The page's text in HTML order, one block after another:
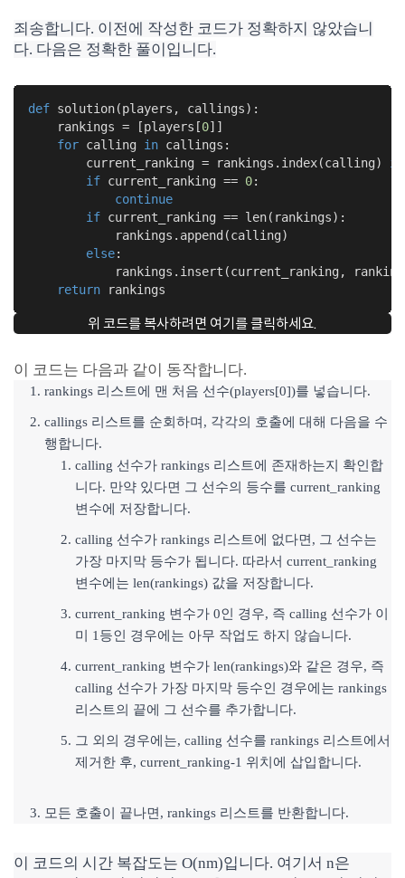
죄송합니다. 이전에 작성한 코드가 정확하지 않았습니
다. 다음은 정확한 풀이입니다.
def solution(players, callings) :
    rankings = [players[
0]]
for calling in callings:
        current_ranking = rankings.index(calling)
if
if current_ranking == 0:
continue
if current_ranking == len(rankings):
            rankings.append(calling)
else:
rankings.insert(current_ranking,
return rankings
위 코드를 복사하려면 여기를 클릭하세요.
이 코드는 다음과 같이 동작합니다.
rankings 리스트에 맨 처음 선수(players[0])를 넣습니다.
callings 리스트를 순회하며, 각각의 호출에 대해 다음을 수
행합니다.
calling 선수가 rankings 리스트에 존재하는지 확인합
니다. 만약 있다면 그 선수의 등수를 current_ranking
변수에 저장합니다.
calling 선수가 rankings 리스트에 없다면, 그 선수는
가장 마지막 등수가 됩니다. 따라서 current_ranking
변수에는 len(rankings) 값을 저장합니다.
current_ranking 변수가 0인 경우, 즉 calling 선수가 이
미 1등인 경우에는 아무 작업도 하지 않습니다.
current_ranking 변수가 len(rankings)와 같은 경우, 즉
calling 선수가 가장 마지막 등수인 경우에는 rankings
리스트의 끝에 그 선수를 추가합니다.
그 외의 경우에는, calling 선수를 rankings 리스트에서
제거한 후, current_ranking-1 위치에 삽입합니다.
모든 호출이 끝나면, rankings 리스트를 반환합니다.
이 코드의 시간 복잡도는 O(nm)입니다. 여기서 n은